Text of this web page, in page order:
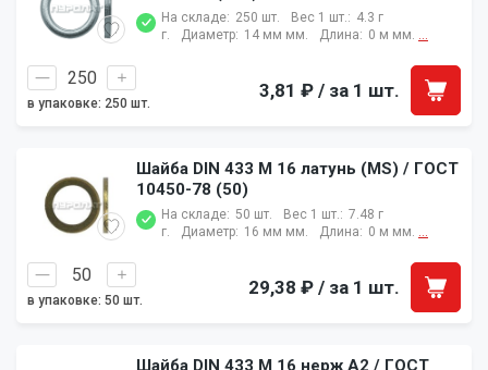
На складе: 250 шт. Вес 1 шт.: 4.3 г
г.
Диаметр: 14 мм мм. Длина: 0 м мм. ...
в упаковке: 250 шт.
3,81 ₽ / за 1 шт.
Шайба DIN 433 M 16 латунь (MS) / ГОСТ
10450-78 (50)
На складе: 50 шт. Вес 1 шт.: 7.48 г
г.
Диаметр: 16 мм мм. Длина: 0 м мм. ...
в упаковке: 50 шт.
29,38 ₽ / за 1 шт.
Шайба DIN 433 M 16 нерж A2 / ГОСТ